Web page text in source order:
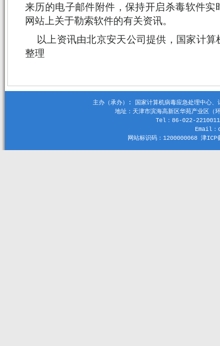
来历的电子邮件附件，保持开启杀毒软件
网站上关于勒索软件的有关资讯。
以上资讯由北京安天公司提供，国家计
整理
主办（承办）: 国家计算机病毒应急处理中心
地址：天津市滨海高新区华苑产业区
Tel：86-022-
Email
网站标识码：1200000068 津